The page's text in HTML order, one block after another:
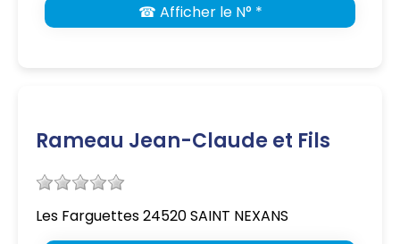
☎ Afficher le N° *
Rameau Jean-Claude et Fils
Les Farguettes 24520 SAINT NEXANS